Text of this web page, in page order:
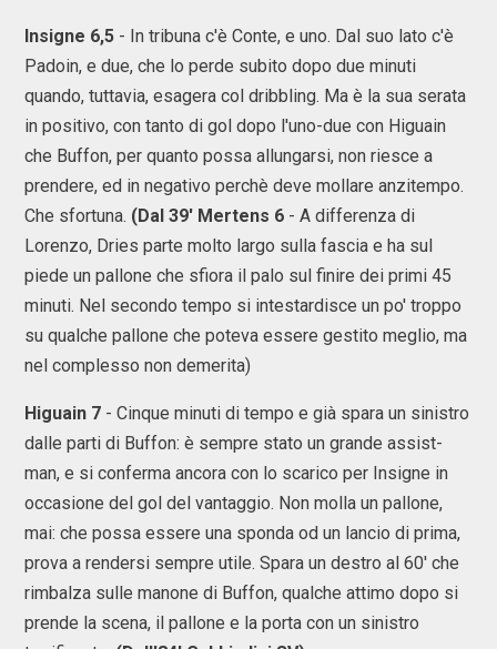
Insigne 6,5 - In tribuna c'è Conte, e uno. Dal suo lato c'è
Padoin, e due, che lo perde subito dopo due minuti
quando, tuttavia, esagera col dribbling. Ma è la sua serata
in positivo, con tanto di gol dopo l'uno-due con Higuain
che Buffon, per quanto possa allungarsi, non riesce a
prendere, ed in negativo perchè deve mollare anzitempo.
Che sfortuna. (Dal 39' Mertens 6 - A differenza di
Lorenzo, Dries parte molto largo sulla fascia e ha sul
piede un pallone che sfiora il palo sul finire dei primi 45
minuti. Nel secondo tempo si intestardisce un po' troppo
su qualche pallone che poteva essere gestito meglio, ma
nel complesso non demerita)
Higuain 7 - Cinque minuti di tempo e già spara un sinistro
dalle parti di Buffon: è sempre stato un grande assist-
man, e si conferma ancora con lo scarico per Insigne in
occasione del gol del vantaggio. Non molla un pallone,
mai: che possa essere una sponda od un lancio di prima,
prova a rendersi sempre utile. Spara un destro al 60' che
rimbalza sulle manone di Buffon, qualche attimo dopo si
prende la scena, il pallone e la porta con un sinistro